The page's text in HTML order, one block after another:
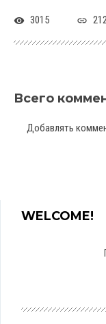
3015
Всего
Добавлять
WELCOME!